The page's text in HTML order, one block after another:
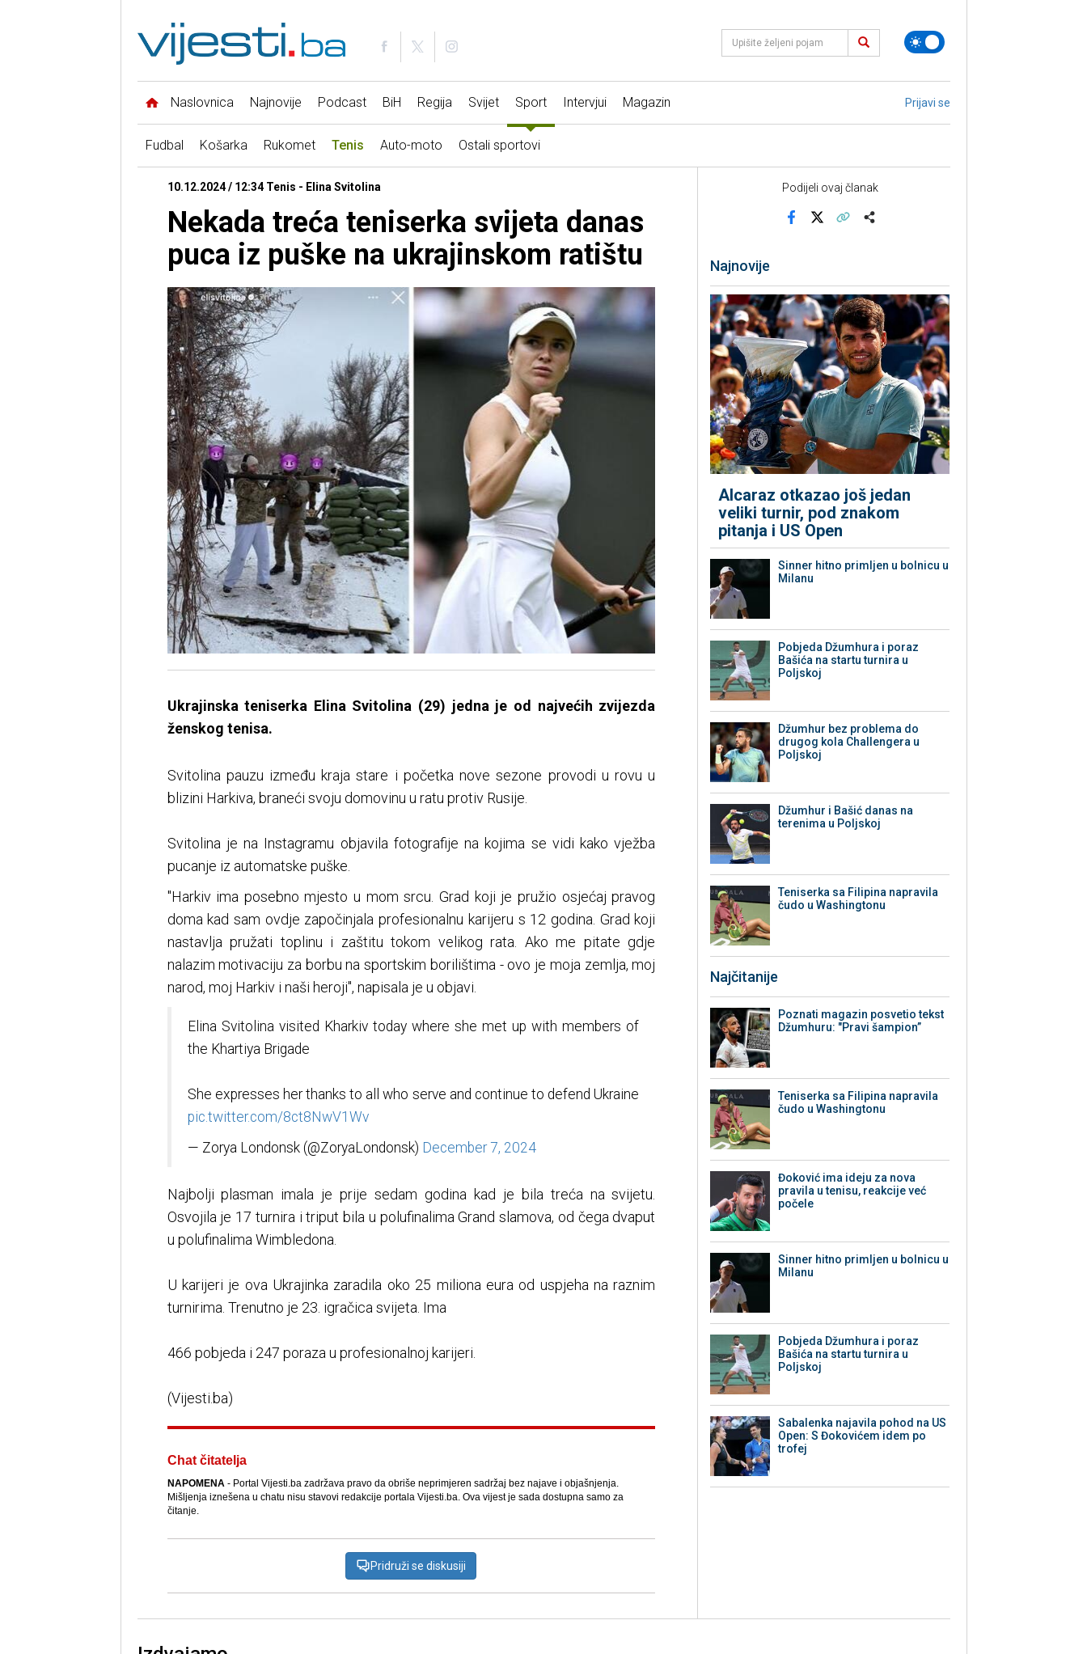
Naslovnica Najnovije Podcast BiH Regija Svijet Sport Intervjui Magazin Prijavi se
Fudbal Košarka Rukomet Tenis Auto-moto Ostali sportovi
10.12.2024 / 12:34 Tenis - Elina Svitolina
Nekada treća teniserka svijeta danas
puca iz puške na ukrajinskom ratištu
Ukrajinska teniserka Elina Svitolina (29) jedna je od najvećih zvijezda
ženskog tenisa.
Svitolina pauzu između kraja stare i početka nove sezone provodi u rovu u
blizini Harkiva, braneći svoju domovinu u ratu protiv Rusije.
Svitolina je na Instagramu objavila fotografije na kojima se vidi kako vježba
pucanje iz automatske puške.
"Harkiv ima posebno mjesto u mom srcu. Grad koji je pružio osjećaj pravog
doma kad sam ovdje započinjala profesionalnu karijeru s 12 godina. Grad koji
nastavlja pružati toplinu i zaštitu tokom velikog rata. Ako me pitate gdje
nalazim motivaciju za borbu na sportskim borilištima - ovo je moja zemlja, moj
narod, moj Harkiv i naši heroji", napisala je u objavi.
Elina Svitolina visited Kharkiv today where she met up with members of
the Khartiya Brigade
She expresses her thanks to all who serve and continue to defend Ukraine
pic.twitter.com/8ct8NwV1Wv
— Zorya Londonsk (@ZoryaLondonsk) December 7, 2024
Najbolji plasman imala je prije sedam godina kad je bila treća na svijetu.
Osvojila je 17 turnira i triput bila u polufinalima Grand slamova, od čega dvaput
u polufinalima Wimbledona.
U karijeri je ova Ukrajinka zaradila oko 25 miliona eura od uspjeha na raznim
turnirima. Trenutno je 23. igračica svijeta. Ima
466 pobjeda i 247 poraza u profesionalnoj karijeri.
(Vijesti.ba)
Chat čitatelja
NAPOMENA- Portal Vijesti.ba zadržava pravo da obriše neprimjeren sadržaj bez najave i objašnjenja.
Mišljenja iznešena u chatu nisu stavovi redakcije portala Vijesti.ba. Ova vijest je sada dostupna samo za
čitanje.
Pridruži se diskusiji
Podijeli ovaj članak
Najnovije
Alcaraz otkazao još jedan
veliki turnir, pod znakom
pitanja i US Open
Sinner hitno primljen u bolnicu u
Milanu
Pobjeda Džumhura i poraz
Bašića na startu turnira u
Poljskoj
Džumhur bez problema do
drugog kola Challengera u
Poljskoj
Džumhur i Bašić danas na
terenima u Poljskoj
Teniserka sa Filipina napravila
čudo u Washingtonu
Najčitanije
Poznati magazin posvetio tekst
Džumhuru: "Pravi šampion”
Teniserka sa Filipina napravila
čudo u Washingtonu
Đoković ima ideju za nova
pravila u tenisu, reakcije već
počele
Sinner hitno primljen u bolnicu u
Milanu
Pobjeda Džumhura i poraz
Bašića na startu turnira u
Poljskoj
Sabalenka najavila pohod na US
Open: S Đokovićem idem po
trofej